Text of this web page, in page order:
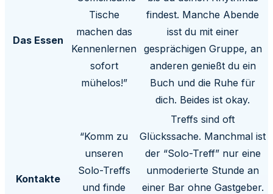
Das Essen
Tische
machen das
Kennenlernen
sofort
mühelos!”
findest. Manche Abende
isst du mit einer
gesprächigen Gruppe, an
anderen genießt du ein
Buch und die Ruhe für
dich. Beides ist okay.
Kontakte
“Komm zu
unseren
Solo-Treffs
und finde
Treffs sind oft
Glückssache. Manchmal ist
der “Solo-Treff” nur eine
unmoderierte Stunde an
einer Bar ohne Gastgeber.